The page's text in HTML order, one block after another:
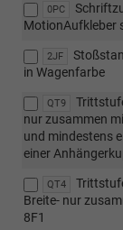
0PC
MotionAufkleber
2JF
in Wagenfarbe
QT9
nur zusammen
und mindestens
einer
QT4
Breite- nur
8F1